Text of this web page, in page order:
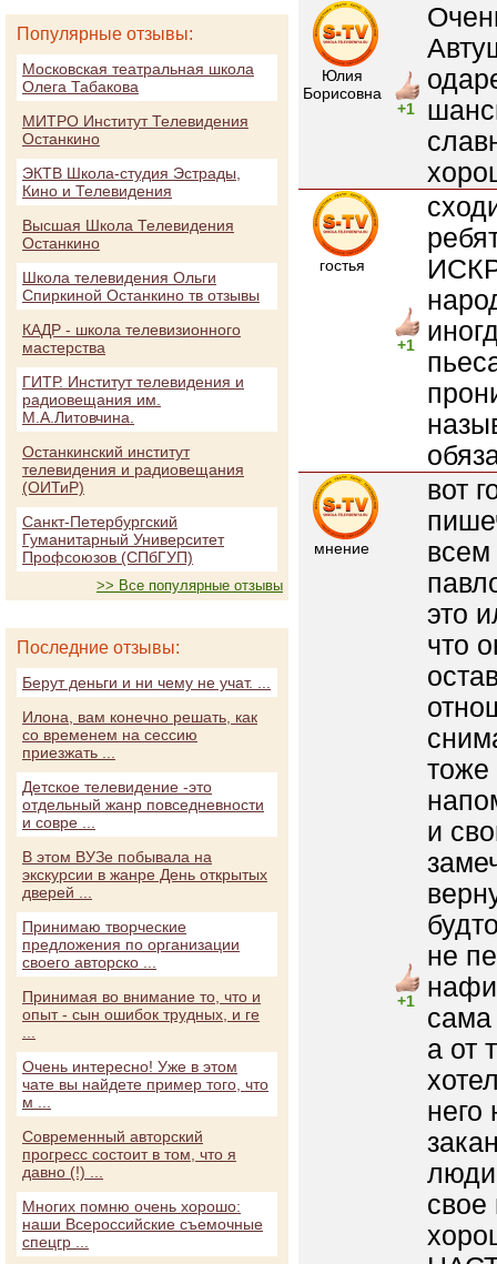
Юлия
Борисовна
+1
гостья
+1
мнение
+1
вот
всем
это
что
и
не
сама
а от
него
свое
Популярные отзывы:
Московская театральная школа
Олега Табакова
МИТРО Институт Телевидения
Останкино
ЭКТВ Школа-студия Эстрады,
Кино и Телевидения
Высшая Школа Телевидения
Останкино
Школа телевидения Ольги
Спиркиной Останкино тв отзывы
КАДР - школа телевизионного
мастерства
ГИТР. Институт телевидения и
радиовещания им.
М.А.Литовчина.
Останкинский институт
телевидения и радиовещания
(ОИТиР)
Санкт-Петербургский
Гуманитарный Университет
Профсоюзов (СПбГУП)
>> Все популярные отзывы
Последние отзывы:
Берут деньги и ни чему не учат. ...
Илона, вам конечно решать, как
со временем на сессию
приезжать ...
Детское телевидение -это
отдельный жанр повседневности
и совре ...
В этом ВУЗе побывала на
экскурсии в жанре День открытых
дверей ...
Принимаю творческие
предложения по организации
своего авторско ...
Принимая во внимание то, что и
опыт - сын ошибок трудных, и ге
Очень интересно! Уже в этом
чате вы найдете пример того, что
м ...
Современный авторский
прогресс состоит в том, что я
давно (!) ...
Многих помню очень хорошо:
наши Всероссийские съемочные
спецгр ...